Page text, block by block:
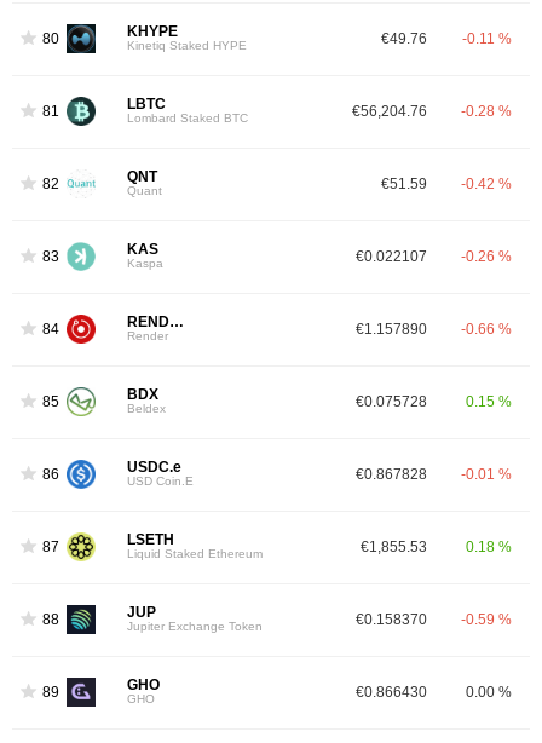
80 KHYPE
Kinetiq Staked HYPE €49.76 -0.11 %
81 LBTC
Lombard Staked BTC €56,204.76 -0.28 %
82 QNT
Quant €51.59 -0.42 %
83 KAS
Kaspa €0.022107 -0.26 %
84 RENDER
Render €1.157890 -0.66 %
85 BDX
Beldex €0.075728 0.15 %
86 USDC.e
USD Coin.E €0.867828 -0.01 %
87 LSETH
Liquid Staked Ethereum €1,855.53 0.18 %
88 JUP
Jupiter Exchange Token €0.158370 -0.59 %
89 GHO
GHO €0.866430 0.00 %